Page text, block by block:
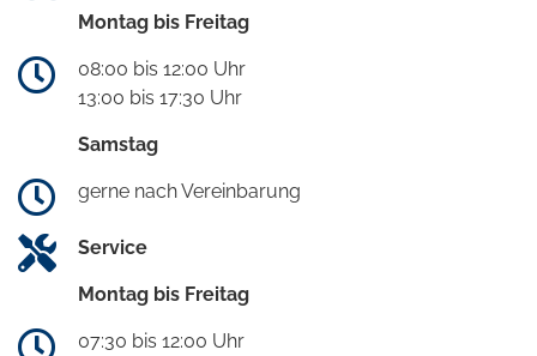
Montag bis Freitag
08:00 bis 12:00 Uhr
13:00 bis 17:30 Uhr
Samstag
gerne nach Vereinbarung
Service
Montag bis Freitag
07:30 bis 12:00 Uhr